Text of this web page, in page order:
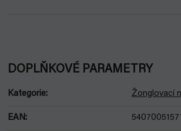
DOPLŇKOVÉ PARAMETRY
Kategorie: Žonglovací
EAN: